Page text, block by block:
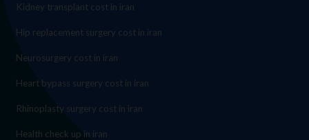
Kidney transplant cost in iran
Hip replacement surgery cost in iran
Neurosurgery cost in iran
Heart bypass surgery cost in iran
Rhinoplasty surgery cost in iran
Health check up in iran